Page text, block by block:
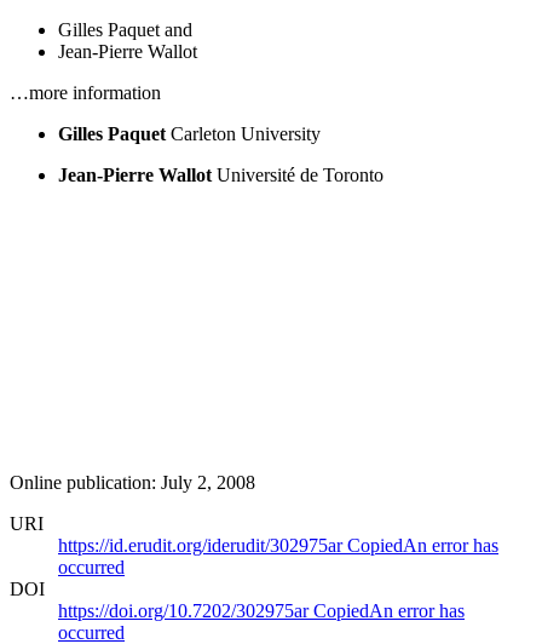
Gilles Paquet and
Jean-Pierre Wallot
…more information
Gilles Paquet Carleton University
Jean-Pierre Wallot Université de Toronto
Online publication: July 2, 2008
URI
https://id.erudit.org/iderudit/302975arCopiedAn error has
occurred
DOI
https://doi.org/10.7202/302975arCopiedAn error has
occurred